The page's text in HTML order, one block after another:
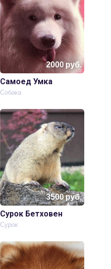
2000руб.
Самоед Умка
Собака
3500руб.
Сурок Бетховен
Сурок